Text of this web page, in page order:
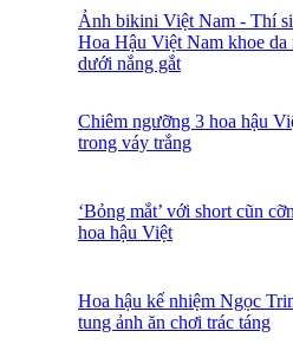
Ảnh bikini Việt Nam - Thí
Hoa Hậu Việt Nam khoe da
dưới nắng gắt
Chiêm ngưỡng 3 hoa hậu
trong váy trắng
‘Bỏng mắt’ với short cũn
hoa hậu Việt
Hoa hậu kế nhiệm Ngọc
tung ảnh ăn chơi trác táng